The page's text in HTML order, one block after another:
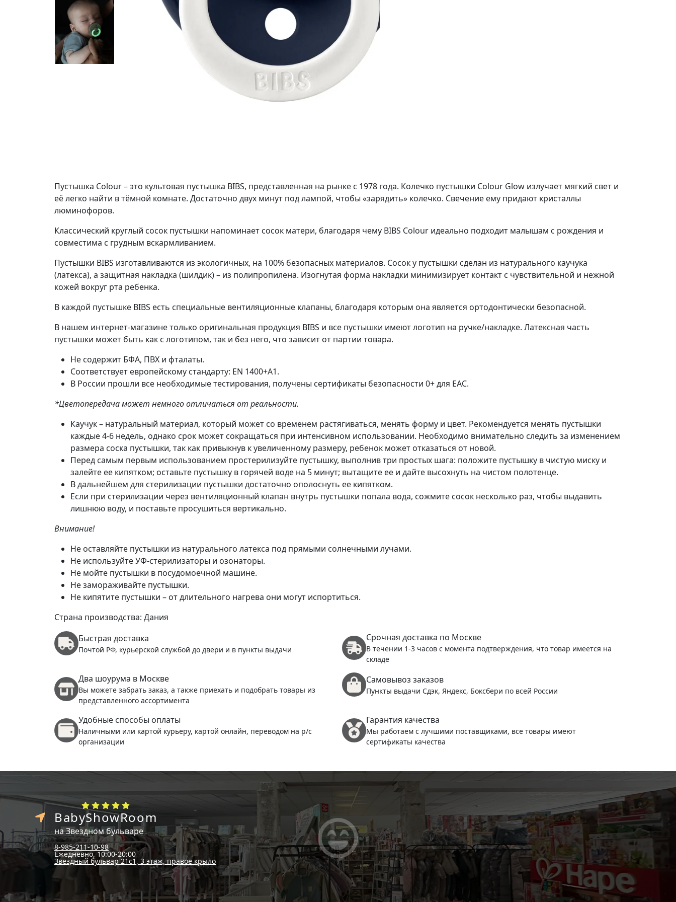
Пустышка Colour – это культовая пустышка BIBS, представленная на рынке с 1978 года. Колечко пустышки Colour Glow излучает мягкий свет и
её легко найти в тёмной комнате. Достаточно двух минут под лампой, чтобы «зарядить» колечко. Свечение ему придают кристаллы
люминофоров.
Классический круглый сосок пустышки напоминает сосок матери, благодаря чему BIBS Colour идеально подходит малышам с рождения и
совместима с грудным вскармливанием.
Пустышки BIBS изготавливаются из экологичных, на 100% безопасных материалов. Сосок у пустышки сделан из натурального каучука
(латекса), а защитная накладка (шилдик) – из полипропилена. Изогнутая форма накладки минимизирует контакт с чувствительной и нежной
кожей вокруг рта ребенка.
В каждой пустышке BIBS есть специальные вентиляционные клапаны, благодаря которым она является ортодонтически безопасной.
В нашем интернет-магазине только оригинальная продукция BIBS и все пустышки имеют логотип на ручке/накладке. Латексная часть
пустышки может быть как с логотипом, так и без него, что зависит от партии товара.
Не содержит БФА, ПВХ и фталаты.
Соответствует европейскому стандарту: EN 1400+A1.
В России прошли все необходимые тестирования, получены сертификаты безопасности 0+ для EAC.
*Цветопередача может немного отличаться от реальности.
Каучук – натуральный материал, который может со временем растягиваться, менять форму и цвет. Рекомендуется менять пустышки
каждые 4-6 недель, однако срок может сокращаться при интенсивном использовании. Необходимо внимательно следить за изменением
размера соска пустышки, так как привыкнув к увеличенному размеру, ребенок может отказаться от новой.
Перед самым первым использованием простерилизуйте пустышку, выполнив три простых шага: положите пустышку в чистую миску и
залейте ее кипятком; оставьте пустышку в горячей воде на 5 минут; вытащите ее и дайте высохнуть на чистом полотенце.
В дальнейшем для стерилизации пустышки достаточно ополоснуть ее кипятком.
Если при стерилизации через вентиляционный клапан внутрь пустышки попала вода, сожмите сосок несколько раз, чтобы выдавить
лишнюю воду, и поставьте просушиться вертикально.
Внимание!
Не оставляйте пустышки из натурального латекса под прямыми солнечными лучами.
Не используйте УФ-стерилизаторы и озонаторы.
Не мойте пустышки в посудомоечной машине.
Не замораживайте пустышки.
Не кипятите пустышки – от длительного нагрева они могут испортиться.
Страна производства: Дания
Быстрая доставка
Почтой РФ, курьерской службой до двери и в пункты выдачи
Срочная доставка по Москве
В течении 1-3 часов с момента подтверждения, что товар имеется на
складе
Два шоурума в Москве
Вы можете забрать заказ, а также приехать и подобрать товары из
представленного ассортимента
Самовывоз заказов
Пункты выдачи Сдэк, Яндекс, Боксбери по всей России
Удобные способы оплаты
Наличными или картой курьеру, картой онлайн, переводом на р/с
организации
Гарантия качества
Мы работаем с лучшими поставщиками, все товары имеют
сертификаты качества
BabyShowRoom
на Звездном бульваре
8-985-211-10-98
Ежедневно, 10:00-20:00
Звездный бульвар 21с1, 3 этаж, правое крыло